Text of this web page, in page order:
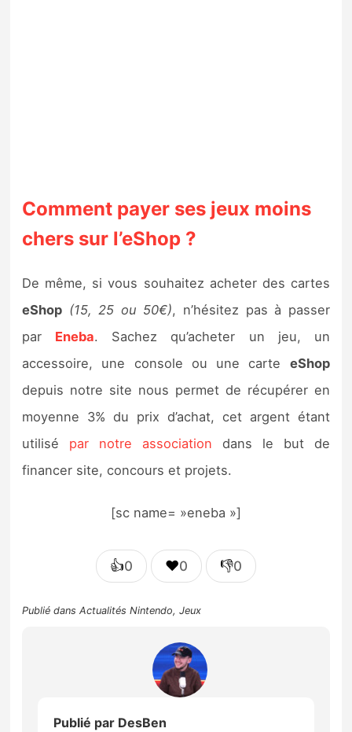
Comment payer ses jeux moins
chers sur l’eShop ?
De même, si vous souhaitez acheter des cartes
eShop (15, 25 ou 50€), n’hésitez pas à passer
par Eneba. Sachez qu’acheter un jeu, un
accessoire, une console ou une carte eShop
depuis notre site nous permet de récupérer en
moyenne 3% du prix d’achat, cet argent étant
utilisé par notre association dans le but de
financer site, concours et projets.
[sc name= »eneba »]
👍0 ❤️0 👎0
Publié dansActualités Nintendo,Jeux
Publié par DesBen